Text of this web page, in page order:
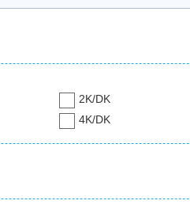
2K/DK
4K/DK